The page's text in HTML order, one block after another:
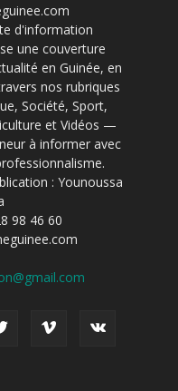
d'information
une couverture
en Guinée, en
nos rubriques
Société, Sport,
et Vidéos —
à informer avec
: Younoussa
98 46 60